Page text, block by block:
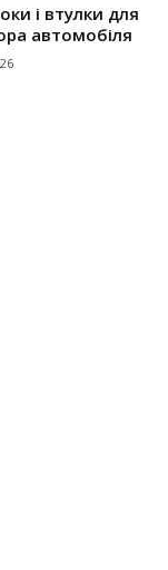
і втулки для
автомобіля